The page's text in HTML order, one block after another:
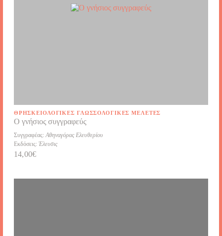
ΘΡΗΣΚΕΙΟΛΟΓΙΚΈΣ ΓΛΩΣΣΟΛΟΓΙΚΈΣ ΜΕΛΈΤΕΣ
Ο γνήσιος συγγραφεύς
Συγγραφέας: Αθηναγόρας Ελευθερίου
Εκδόσεις: Έλευσις
14,00€